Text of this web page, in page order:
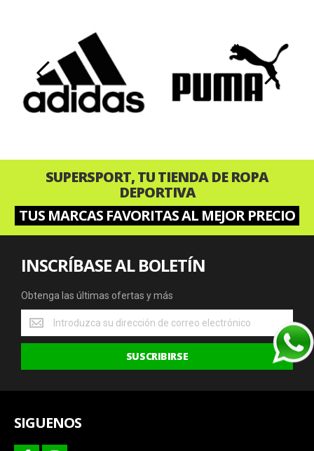
‹ ›
SUPERSPORT, TU TIENDA DE ROPA
DEPORTIVA
TUS MARCAS FAVORITAS AL MEJOR PRECIO
INSCRÍBASE AL BOLETÍN
Obtenga las últimas ofertas y más
Obtenga
las
últimas
y
SUSCRIBIRSE
SIGUENOS